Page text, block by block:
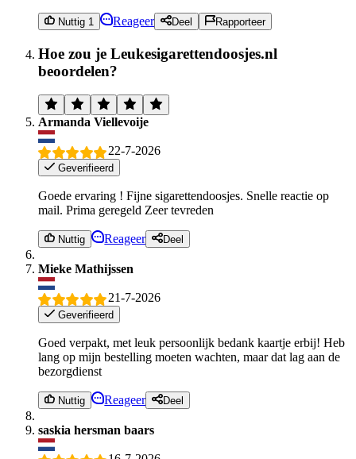
Nuttig 1 Reageer Deel Rapporteer
Hoe zou je Leukesigarettendoosjes.nl
beoordelen?
Armanda Viellevoije
22-7-2026
Geverifieerd
Goede ervaring ! Fijne sigarettendoosjes. Snelle reactie op
mail. Prima geregeld Zeer tevreden
Nuttig Reageer Deel
Mieke Mathijssen
21-7-2026
Geverifieerd
Goed verpakt, met leuk persoonlijk bedank kaartje erbij! Heb
lang op mijn bestelling moeten wachten, maar dat lag aan de
bezorgdienst
Nuttig Reageer Deel
saskia hersman baars